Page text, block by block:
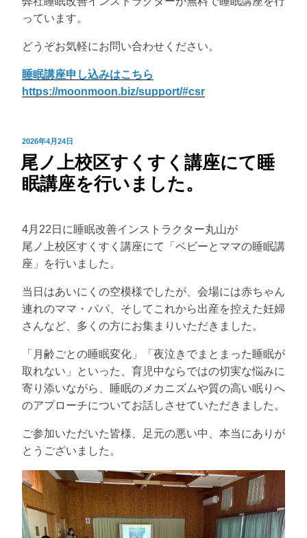
っています。
どうぞお気軽にお問い合わせください。
睡眠講座申し込みはこちら
https://moonmoon.biz/support/#csr
投
稿
日:
2026年4月24日
尾ノ上校区すくすく講座にて睡
眠講座を行いました。
4月22日に睡眠改善インストラクター丸山が
尾ノ上校区すくすく講座にて「ベビーとママの睡眠講
座」を行いました。
当日はあいにくの空模様でしたが、会場には赤ちゃん
連れのママ・パパ、そしてこれから出産を控えた妊婦
さんなど、多くの方にお集まりいただきました。
「月齢ごとの睡眠変化」「夜泣きでまとまった睡眠が
取れない」といった、育児中ならではの切実な悩みに
寄り添いながら、睡眠のメカニズムや質の高い眠りへ
のアプローチについてお話しさせていただきました。
ご参加いただいた皆様、足元の悪い中、本当にありが
とうございました。